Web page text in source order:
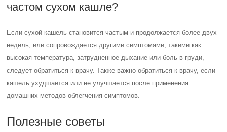
частом сухом кашле?
Если сухой кашель становится частым и продолжается более двух
недель, или сопровождается другими симптомами, такими как
высокая температура, затрудненное дыхание или боль в груди,
следует обратиться к врачу. Также важно обратиться к врачу, если
кашель ухудшается или не улучшается после применения
домашних методов облегчения симптомов.
Полезные советы